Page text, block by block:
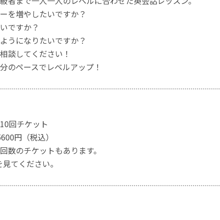
を増やしたいですか？
ですか？
うになりたいですか？
談してください！
のペースでレベルアップ！
回チケット
円（税込）
数のチケットもあります。
てください。